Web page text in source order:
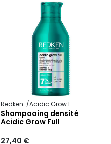
Redken Acidic Grow Full System
Shampooing densité
Acidic Grow Full
27,40 €